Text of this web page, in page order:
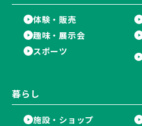
体験・販売
趣味・展示会
スポーツ
暮らし
施設・ショップ